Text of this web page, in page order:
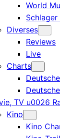
World
Diverses
Reviews
Live
Charts
TV u0026
Kino
Kino